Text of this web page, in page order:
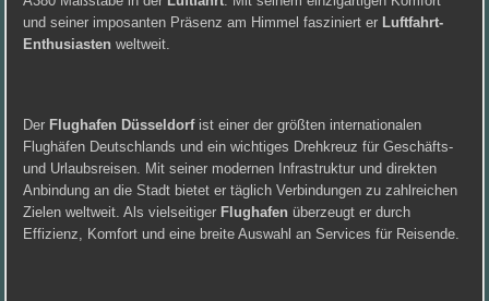
und seiner imposanten Präsenz am Himmel fasziniert er Luftfahrt-
Enthusiasten weltweit.
Der Flughafen Düsseldorfist einer der größten internationalen
Flughäfen Deutschlands und ein wichtiges Drehkreuz für Geschäfts-
und Urlaubsreisen. Mit seiner modernen Infrastruktur und direkten
Anbindung an die Stadt bietet er täglich Verbindungen zu zahlreichen
Zielen weltweit. Als vielseitiger Flughafen überzeugt er durch
Effizienz, Komfort und eine breite Auswahl an Services für Reisende.